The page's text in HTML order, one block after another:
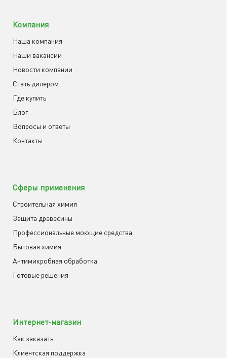
Компания
Наша компания
Наши вакансии
Новости компании
Cтать дилером
Где купить
Блог
Вопросы и ответы
Контакты
Сферы применения
Строительная химия
Защита древесины
Профессиональные моющие средства
Бытовая химия
Антимикробная обработка
Готовые решения
Интернет-магазин
Как заказать
Клиентская поддержка